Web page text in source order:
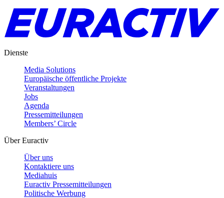
Dienste
Media Solutions
Europäische öffentliche Projekte
Veranstaltungen
Jobs
Agenda
Pressemitteilungen
Members’ Circle
Über Euractiv
Über uns
Kontaktiere uns
Mediahuis
Euractiv Pressemitteilungen
Politische Werbung